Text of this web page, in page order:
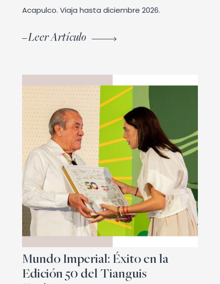
Acapulco. Viaja hasta diciembre 2026.
Leer Artículo
Mundo Imperial: Éxito en la
Edición 50 del Tianguis